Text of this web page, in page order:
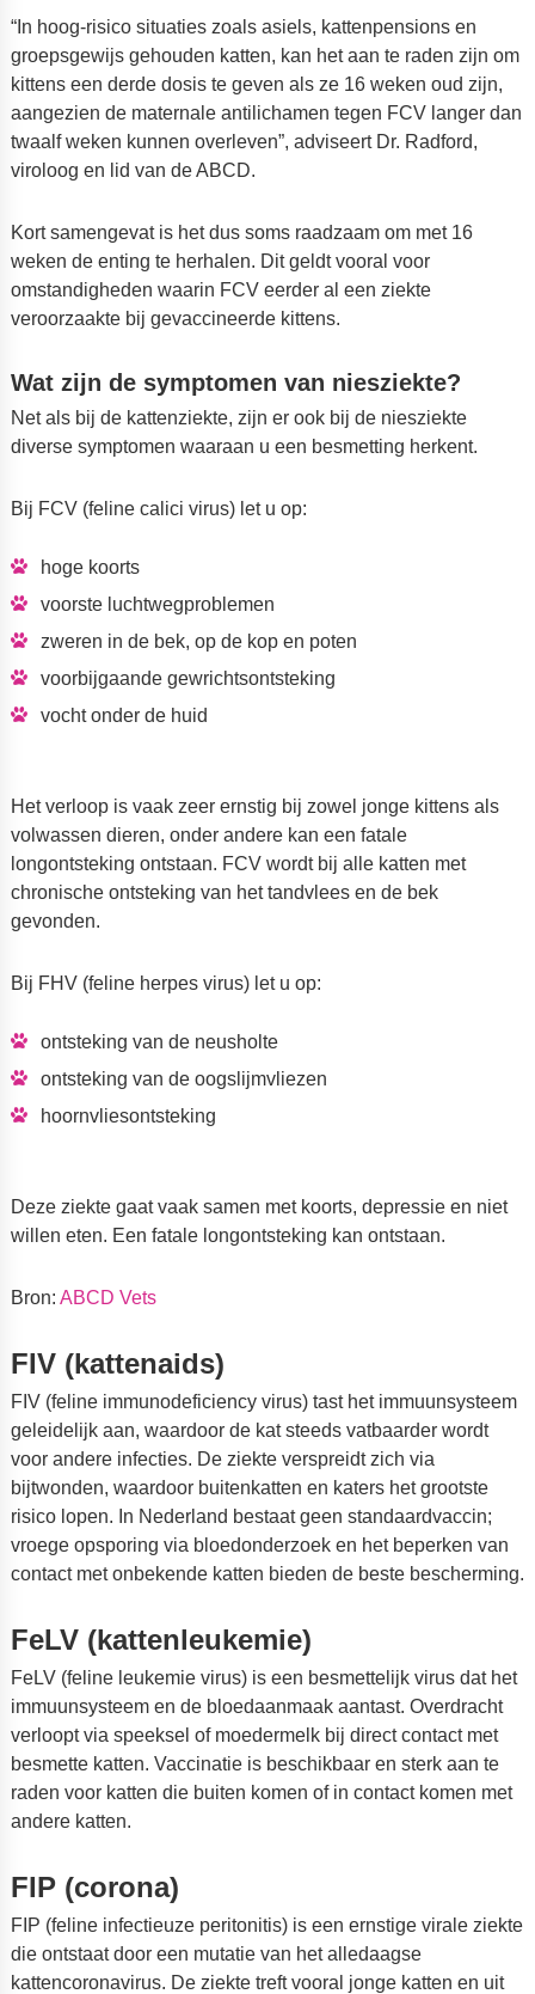
“In hoog-risico situaties zoals asiels, kattenpensions en
groepsgewijs gehouden katten, kan het aan te raden zijn om
kittens een derde dosis te geven als ze 16 weken oud zijn,
aangezien de maternale antilichamen tegen FCV langer dan
twaalf weken kunnen overleven”, adviseert Dr. Radford,
viroloog en lid van de ABCD.
Kort samengevat is het dus soms raadzaam om met 16
weken de enting te herhalen. Dit geldt vooral voor
omstandigheden waarin FCV eerder al een ziekte
veroorzaakte bij gevaccineerde kittens.
Wat zijn de symptomen van niesziekte?
Net als bij de kattenziekte, zijn er ook bij de niesziekte
diverse symptomen waaraan u een besmetting herkent.
Bij FCV (feline calici virus) let u op:
hoge koorts
voorste luchtwegproblemen
zweren in de bek, op de kop en poten
voorbijgaande gewrichtsontsteking
vocht onder de huid
Het verloop is vaak zeer ernstig bij zowel jonge kittens als
volwassen dieren, onder andere kan een fatale
longontsteking ontstaan. FCV wordt bij alle katten met
chronische ontsteking van het tandvlees en de bek
gevonden.
Bij FHV (feline herpes virus) let u op:
ontsteking van de neusholte
ontsteking van de oogslijmvliezen
hoornvliesontsteking
Deze ziekte gaat vaak samen met koorts, depressie en niet
willen eten. Een fatale longontsteking kan ontstaan.
Bron: ABCD Vets
FIV (kattenaids)
FIV (feline immunodeficiency virus) tast het immuunsysteem
geleidelijk aan, waardoor de kat steeds vatbaarder wordt
voor andere infecties. De ziekte verspreidt zich via
bijtwonden, waardoor buitenkatten en katers het grootste
risico lopen. In Nederland bestaat geen standaardvaccin;
vroege opsporing via bloedonderzoek en het beperken van
contact met onbekende katten bieden de beste bescherming.
FeLV (kattenleukemie)
FeLV (feline leukemie virus) is een besmettelijk virus dat het
immuunsysteem en de bloedaanmaak aantast. Overdracht
verloopt via speeksel of moedermelk bij direct contact met
besmette katten. Vaccinatie is beschikbaar en sterk aan te
raden voor katten die buiten komen of in contact komen met
andere katten.
FIP (corona)
FIP (feline infectieuze peritonitis) is een ernstige virale ziekte
die ontstaat door een mutatie van het alledaagse
kattencoronavirus. De ziekte treft vooral jonge katten en uit